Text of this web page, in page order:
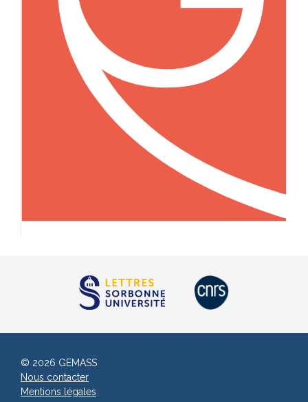
© 2026 GEMASS
Nous contacter
Mentions légales